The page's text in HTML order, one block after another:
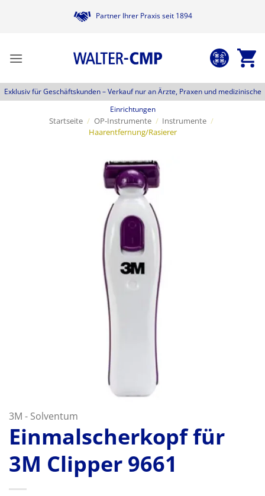
Partner Ihrer Praxis seit 1894
Exklusiv für Geschäftskunden –Verkauf nur an Ärzte, Praxen und medizinische
Einrichtungen
Startseite / OP-Instrumente / Instrumente /
Haarentfernung/Rasierer
3M - Solventum
Einmalscherkopf für
3M Clipper 9661